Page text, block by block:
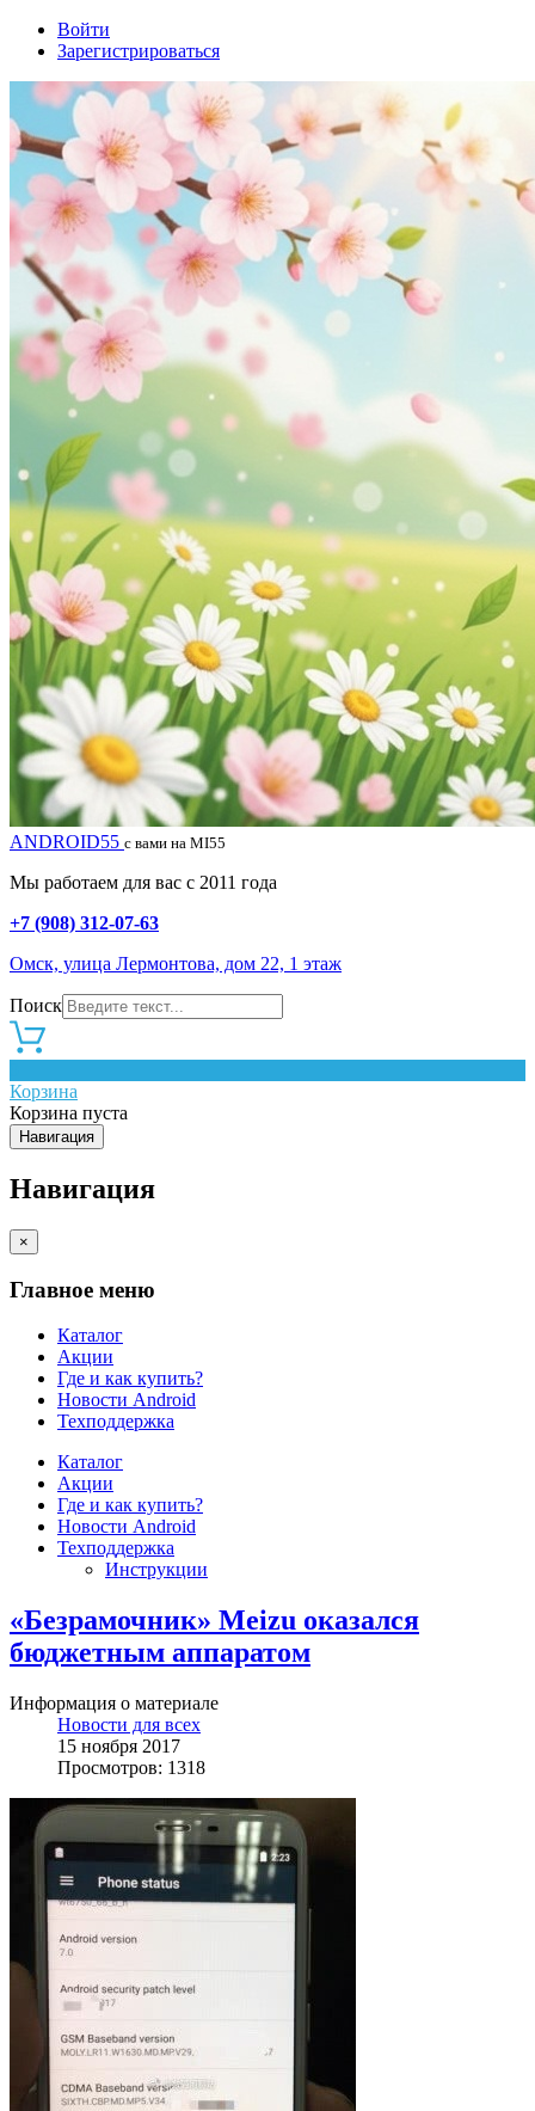
Войти
Зарегистрироваться
ANDROID55 с вами на MI55
Мы работаем для вас с 2011 года
+7 (908) 312-07-63
Омск, улица Лермонтова, дом 22, 1 этаж
Поиск
Корзина
Корзина пуста
Навигация
Навигация
×
Главное меню
Каталог
Акции
Где и как купить?
Новости Android
Техподдержка
Каталог
Акции
Где и как купить?
Новости Android
Техподдержка
Инструкции
«Безрамочник» Meizu оказался
бюджетным аппаратом
Информация о материале
Новости для всех
15 ноября 2017
Просмотров: 1318